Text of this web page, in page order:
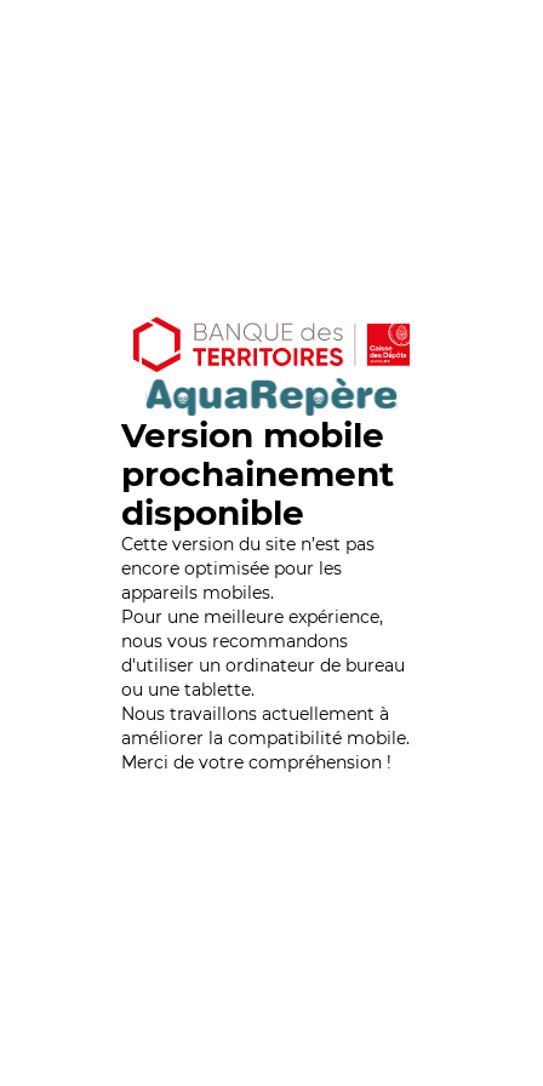
Version mobile
prochainement
disponible
Cette version du site n’est pas
encore optimisée pour les
appareils mobiles.
Pour une meilleure expérience,
nous vous recommandons
d'utiliser un ordinateur de bureau
ou une tablette.
Nous travaillons actuellement à
améliorer la compatibilité mobile.
Merci de votre compréhension !